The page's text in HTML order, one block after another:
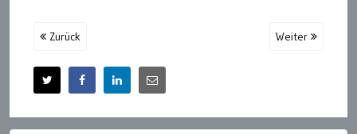
Zurück Weiter